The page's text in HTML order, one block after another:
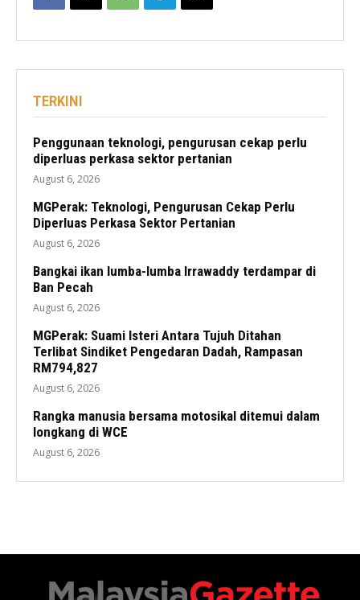
TERKINI
Penggunaan teknologi, pengurusan cekap perlu
diperluas perkasa sektor pertanian
August 6, 2026
MGPerak: Teknologi, Pengurusan Cekap Perlu
Diperluas Perkasa Sektor Pertanian
August 6, 2026
Bangkai ikan lumba-lumba Irrawaddy terdampar di
Ban Pecah
August 6, 2026
MGPerak: Suami Isteri Antara Tujuh Ditahan
Terlibat Sindiket Pengedaran Dadah, Rampasan
RM794,827
August 6, 2026
Rangka manusia bersama motosikal ditemui dalam
longkang di WCE
August 6, 2026